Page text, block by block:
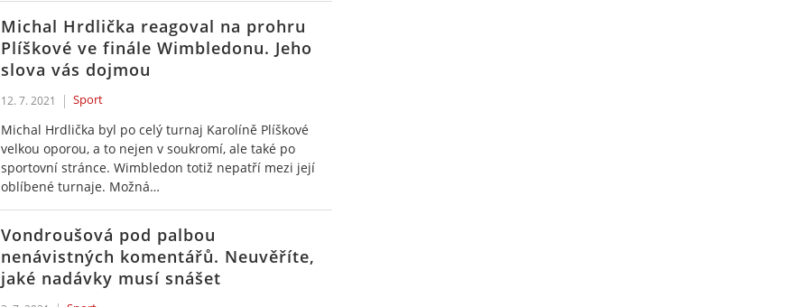
Michal Hrdlička reagoval na prohru
Plíškové ve finále Wimbledonu. Jeho
slova vás dojmou
12. 7. 2021 Sport
Michal Hrdlička byl po celý turnaj Karolíně Plíškové
velkou oporou, a to nejen v soukromí, ale také po
sportovní stránce. Wimbledon totiž nepatří mezi její
oblíbené turnaje. Možná…
Vondroušová pod palbou
nenávistných komentářů. Neuvěříte,
jaké nadávky musí snášet